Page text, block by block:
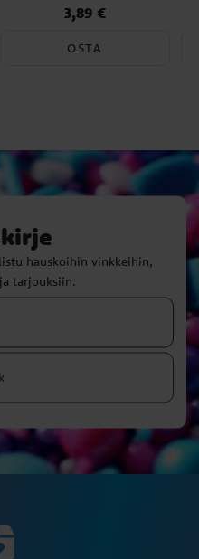
Hinta:3,89 €
3,89 €
OSTA
hauskoihin vinkkeihin,
tarjouksiin.